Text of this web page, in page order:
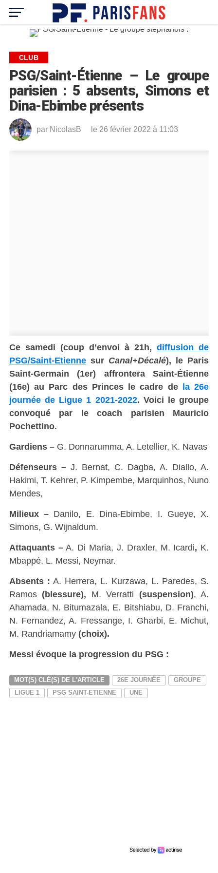
CLUB
PSG/Saint-Étienne – Le groupe
parisien : 5 absents, Simons et
Dina-Ebimbe présents
par NicolasB le 26 février 2022 à 11:03
Ce samedi (coup d’envoi à 21h,diffusion de
PSG/Saint-Etiennesur Canal+Décalé), le Paris
Saint-Germain (1er) affrontera Saint-Étienne
(16e) au Parc des Princes le cadre de la 26e
journée de Ligue 1 2021-2022. Voici le groupe
convoqué par le coach parisien Mauricio
Pochettino.
Gardiens –G. Donnarumma, A. Letellier, K. Navas
Défenseurs –J. Bernat, C. Dagba, A. Diallo, A.
Hakimi, T. Kehrer, P. Kimpembe, Marquinhos, Nuno
Mendes,
Milieux – Danilo, E. Dina-Ebimbe, I. Gueye, X.
Simons, G. Wijnaldum.
Attaquants –A. Di Maria, J. Draxler, M. Icardi, K.
Mbappé, L. Messi, Neymar.
Absents : A. Herrera, L. Kurzawa, L. Paredes, S.
Ramos(blessure), M. Verratti (suspension), A.
Ahamada, N. Bitumazala, E. Bitshiabu, D. Franchi,
N. Fernandez, A. Fressange, I. Gharbi, E. Michut,
M. Randriamamy (choix).
Messi évoque la progression du PSG :
MOT(S) CLÉ(S) DE L'ARTICLE 26E JOURNÉE
GROUPE
LIGUE 1
PSG SAINT-ETIENNE UNE